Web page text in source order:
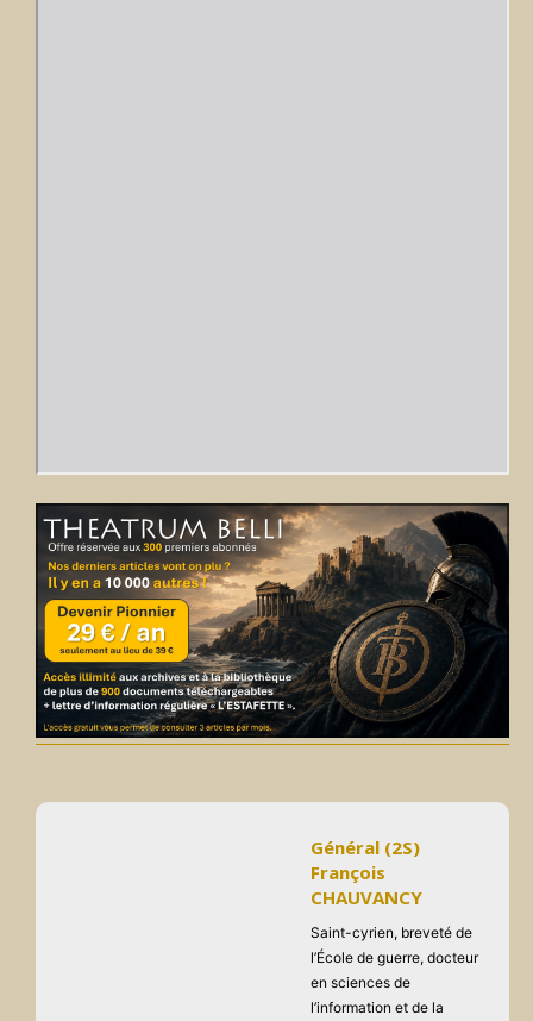
Général (2S)
François
CHAUVANCY
Saint-cyrien, breveté de
l’École de guerre, docteur
en sciences de
l’information et de la